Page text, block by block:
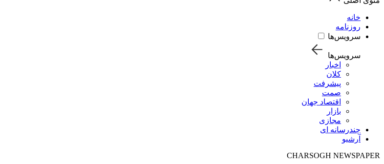
خانه
روزنامه
سرویس‌ها
سرویس‌ها
اخبار
کلان
پیشرفت
صمت
اقتصاد جهان
بازار
مجازی
چندرسانه ای
آرشیو
CHARSOGH NEWSPAPER